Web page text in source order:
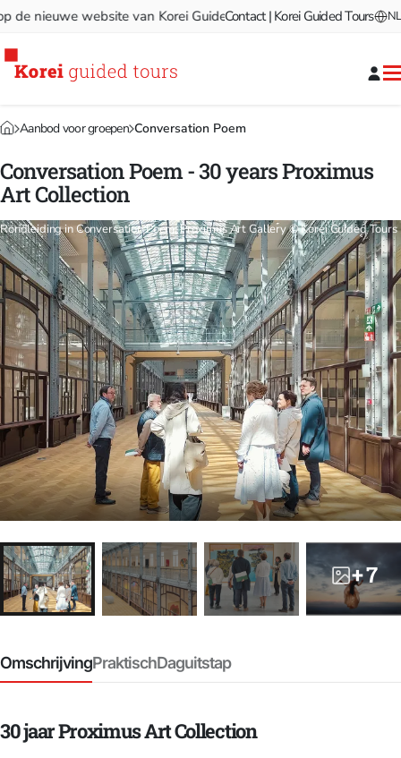
nieuwe website van Korei Guided Tours! Welkom op de
Contact | Korei Guided Tours NL
Aanbod voor groepen Conversation Poem
Conversation Poem - 30 years Proximus
Art Collection
+ 7
Rondleiding in Conversation Poem, Proximus Art Gallery © Korei Guided Tours
OmschrijvingPraktischDaguitstap
30 jaar Proximus Art Collection